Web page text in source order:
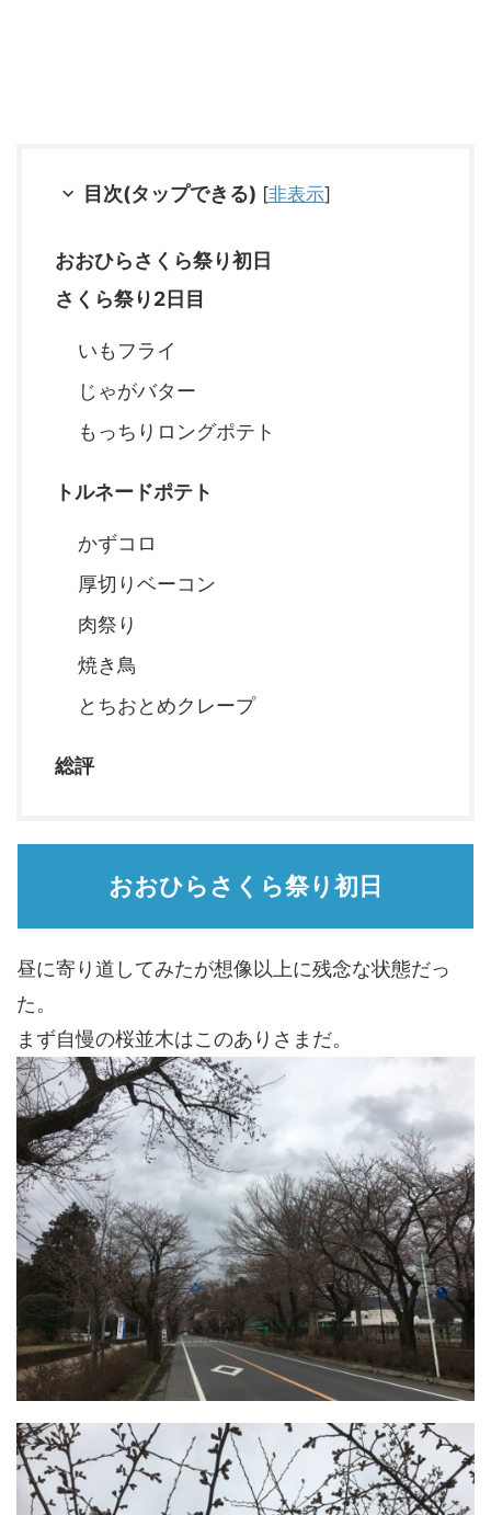
目次(タップできる) [非表示]
おおひらさくら祭り初日
さくら祭り2日目
いもフライ
じゃがバター
もっちりロングポテト
トルネードポテト
かずコロ
厚切りベーコン
肉祭り
焼き鳥
とちおとめクレープ
総評
おおひらさくら祭り初日
昼に寄り道してみたが想像以上に残念な状態だっ
た。
まず自慢の桜並木はこのありさまだ。